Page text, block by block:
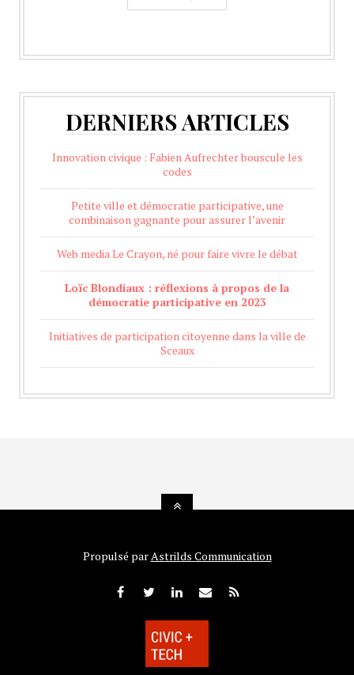
DERNIERS ARTICLES
Innovation civique : Fabien Aufrechter bouscule les
codes
Petite ville et démocratie participative, une
combinaison gagnante pour assurer l’avenir
Web media Le Crayon, né pour faire vivre le débat
Loïc Blondiaux : réflexions à propos de la
démocratie participative en 2023
Initiatives de participation citoyenne dans la ville de
Sceaux
Propulsé parAstrilds Communication